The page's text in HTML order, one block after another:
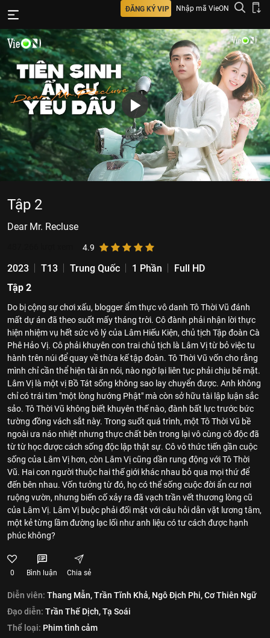
ĐĂNG KÝ VIP Nhập mã VieON
Tập 2
Dear Mr. Recluse
4.9
2023 T13 Trung Quốc 1 Phần
Full HD
Tập 2
Do bị cộng sự chơi xấu, blogger ẩm thực vô danh Tô Thời Vũ đánh
mất dự án đã theo suốt mấy tháng trời. Cô đành phải nhận lời thực
hiện nhiệm vụ hết sức vô lý của Lâm Hiếu Kiện, chủ tịch Tập đoàn Cà
Phê Hảo Vị. Cô phải khuyên con trai chủ tịch là Lâm Vị từ bỏ việc tu
hành trên núi để quay về thừa kế tập đoàn. Tô Thời Vũ vốn cho rằng
mình chỉ cần thể hiện tài ăn nói, nào ngờ lại liên tục phải chịu bẽ mặt.
Lâm Vị là một vị Bồ Tát sống không sao lay chuyển được. Anh không
chỉ có trái tim "một lòng hướng Phật" mà còn sở hữu tài lập luận sắc
sảo. Tô Thời Vũ không biết khuyên thế nào, đành bất lực trước bức
tường đồng vách sắt này. Trong suốt quá trình, một Tô Thời Vũ bề
ngoài ưa náo nhiệt nhưng thực chất bên trong lại vô cùng cô độc đã
từ từ học được cách sống độc lập thật sự. Cô vô thức tiến gần cuộc
sống của Lâm Vị hơn, còn Lâm Vị cũng dần rung động với Tô Thời
Vũ. Hai con người thuộc hai thế giới khác nhau bỏ qua mọi thứ để
đến bên nhau. Vốn tưởng từ đó, họ có thể sống cuộc đời ẩn cư nơi
ruộng vườn, nhưng biến cố xảy ra đã vạch trần vết thương lòng cũ
của Lâm Vị. Lâm Vị buộc phải đối mặt với câu hỏi dằn vặt lương tâm,
một kẻ từng lầm đường lạc lối như anh liệu có tư cách được hạnh
phúc không?
0 Bình luận Chia sẻ
Diễn viên: Thang Mẫn,Trần Tĩnh Khả, Ngô Địch Phi,Cơ Thiên Ngữ
Đạo diễn: Trần Thế Dịch,Tạ Soái
Thể loại: Phim tình cảm